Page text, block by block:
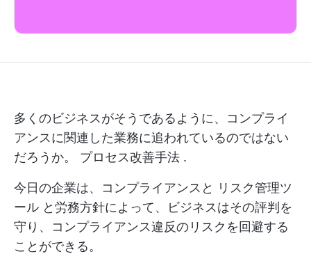
多くのビジネスがそうであるように、コンプライ
アンスに関連した業務に追われているのではない
だろうか。 プロセス改善手法 .
今日の企業は、コンプライアンスと
リスク管理ツ
ール と労務方針によって、ビジネスはその評判を
守り、コンプライアンス違反のリスクを回避する
ことができる。